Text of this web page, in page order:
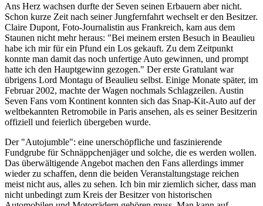
Ans Herz wachsen durfte der Seven seinen Erbauern aber nicht.
Schon kurze Zeit nach seiner Jungfernfahrt wechselt er den Besitzer.
Claire Dupont, Foto-Journalistin aus Frankreich, kam aus dem
Staunen nicht mehr heraus: "Bei meinem ersten Besuch in Beaulieu
habe ich mir für ein Pfund ein Los gekauft. Zu dem Zeitpunkt
konnte man damit das noch unfertige Auto gewinnen, und prompt
hatte ich den Hauptgewinn gezogen." Der erste Gratulant war
übrigens Lord Montagu of Beaulieu selbst. Einige Monate später, im
Februar 2002, machte der Wagen nochmals Schlagzeilen. Austin
Seven Fans vom Kontinent konnten sich das Snap-Kit-Auto auf der
weltbekannten Retromobile in Paris ansehen, als es seiner Besitzerin
offiziell und feierlich übergeben wurde.
Der "Autojumble": eine unerschöpfliche und faszinierende
Fundgrube für Schnäppchenjäger und solche, die es werden wollen.
Das überwältigende Angebot machen den Fans allerdings immer
wieder zu schaffen, denn die beiden Veranstaltungstage reichen
meist nicht aus, alles zu sehen. Ich bin mir ziemlich sicher, dass man
nicht unbedingt zum Kreis der Besitzer von historischen